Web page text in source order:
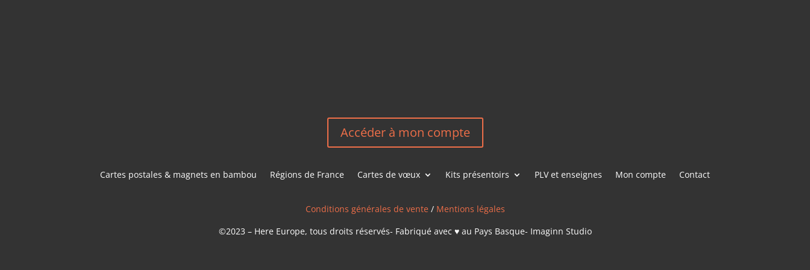
Accéder à mon compte
Cartes postales & magnets en bambou Régions de France Cartes de vœux Kits présentoirs PLV et enseignes Mon compte Contact
Conditions générales de vente / Mentions légales
©2023 – Here Europe, tous droits réservés- Fabriqué avec ♥ au Pays Basque- Imaginn Studio